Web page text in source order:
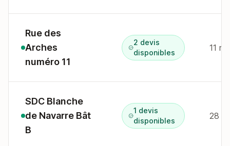
Rue des
Arches
numéro 11
2 devis
disponibles
SDC Blanche
de Navarre Bât
B
1 devis
disponibles
28 r